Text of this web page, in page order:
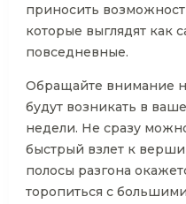
приносить
которые выглядят как
повседневные.
Обращайте внимание
будут возникать в
недели. Не сразу
быстрый взлет к
полосы разгона
торопиться с